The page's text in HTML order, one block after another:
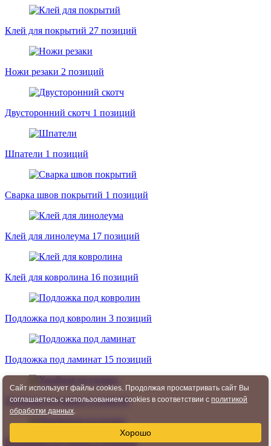
Клей для покрытий 27 позиций
Ножи резаки 2 позиций
Двусторонний скотч 1 позиций
Шпатели 1 позиций
Сварка швов покрытий 1 позиций
Клей для линолеума 17 позиций
Клей для ковролина 16 позиций
Подложка под ковролин 3 позиций
Подложка под ламинат 15 позиций
Хвойная подложка 4 позиций
Пробковая подложка 4 позиций
Сайт использует файлы cookies. Продолжая просматривать сайт Вы
соглашаетесь с использованием cookies в соответствии с политикой
обработки данных.
Хорошо